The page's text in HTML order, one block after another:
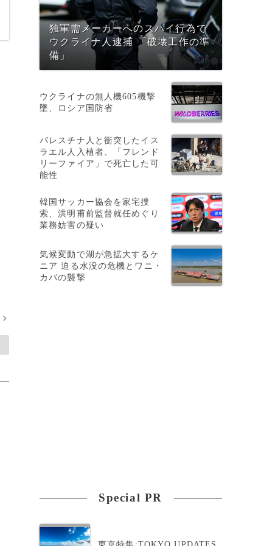
>
独軍需メーカーへのスパイ行為で
ウクライナ人逮捕 「破壊工作の準
備」
ウクライナの無人機605機撃
墜、ロシア国防省
パレスチナ人と衝突したイス
ラエル人入植者、「フレンド
リーファイア」で死亡した可
能性
韓国サッカー協会を家宅捜
索、洪明甫前監督就任めぐり
業務妨害の疑い
気候変動で湖が急拡大するケ
ニア 迫る水没の危機とワニ・
カバの襲撃
Special PR
東京特集:TOKYO UPDATES